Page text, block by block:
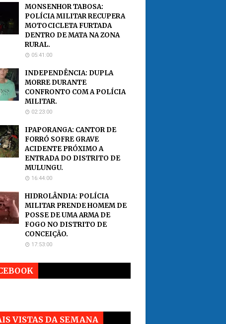
MONSENHOR TABOSA:
POLÍCIA MILITAR RECUPERA
MOTOCICLETA FURTADA
DENTRO DE MATA NA ZONA
RURAL.
05:41:00
INDEPENDÊNCIA: DUPLA
MORRE DURANTE
CONFRONTO COM A POLÍCIA
MILITAR.
02:23:00
IPAPORANGA: CANTOR DE
FORRÓ SOFRE GRAVE
ACIDENTE PRÓXIMO A
ENTRADA DO DISTRITO DE
MULUNGU.
16:44:00
HIDROLÂNDIA: POLÍCIA
MILITAR PRENDE HOMEM DE
POSSE DE UMA ARMA DE
FOGO NO DISTRITO DE
CONCEIÇÃO.
17:53:00
VISTAS DA SEMANA